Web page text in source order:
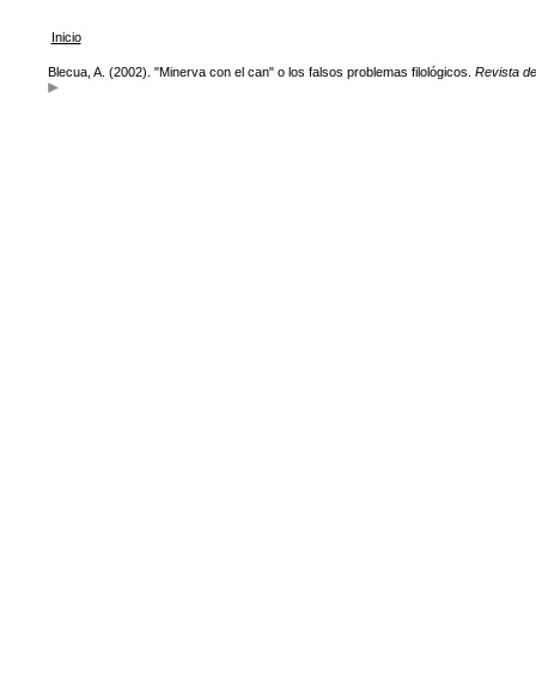
Inicio
Blecua, A. (2002). "Minerva con el can" o los falsos problemas filológicos. Revista